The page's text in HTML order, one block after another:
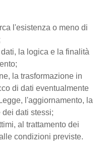
l'esistenza o meno di
la logica e la finalità
la trasformazione in
di dati eventualmente
l'aggiornamento, la
dati stessi;
al trattamento dei
condizioni previste.